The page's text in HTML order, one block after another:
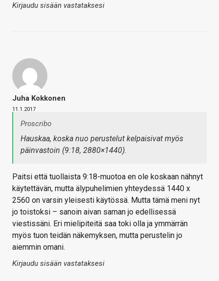
Kirjaudu sisään vastataksesi
Juha Kokkonen
11.1.2017
Proscribo
Hauskaa, koska nuo perustelut kelpaisivat myös
päinvastoin (9:18, 2880×1440).
Paitsi että tuollaista 9:18-muotoa en ole koskaan nähnyt
käytettävän, mutta älypuhelimien yhteydessä 1440 x
2560 on varsin yleisesti käytössä. Mutta tämä meni nyt
jo toistoksi – sanoin aivan saman jo edellisessä
viestissäni. Eri mielipiteitä saa toki olla ja ymmärrän
myös tuon teidän näkemyksen, mutta perustelin jo
aiemmin omani.
Kirjaudu sisään vastataksesi